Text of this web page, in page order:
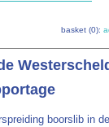
basket (0):
boorslib in de